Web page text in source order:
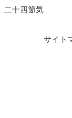
二十四節気
サイト